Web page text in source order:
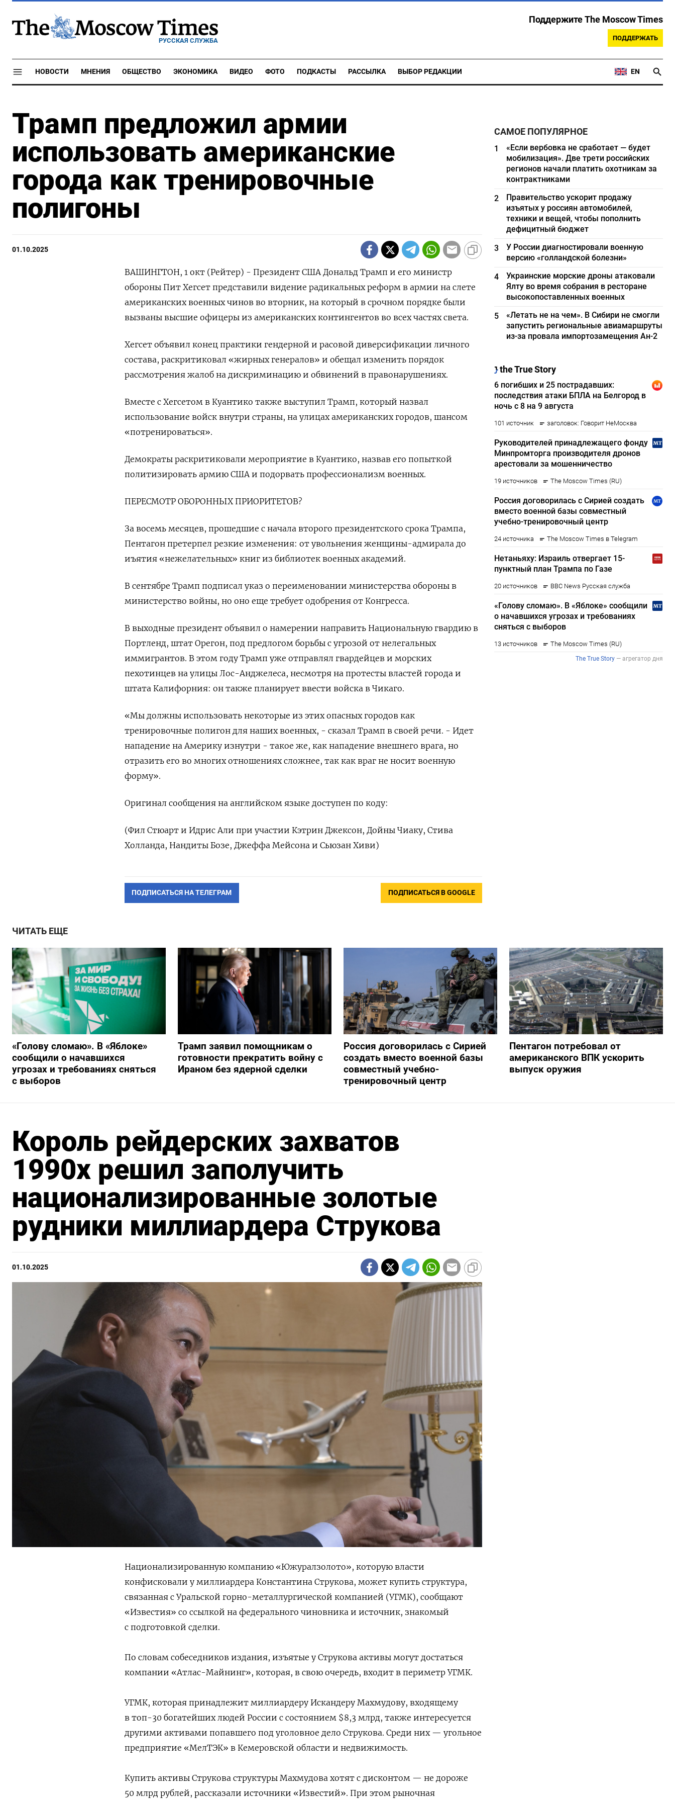
РУССКАЯ СЛУЖБА
Поддержите The Moscow Times
ПОДДЕРЖАТЬ
НОВОСТИ МНЕНИЯ ОБЩЕСТВО ЭКОНОМИКА ВИДЕО ФОТО ПОДКАСТЫ РАССЫЛКА ВЫБОР РЕДАКЦИИ EN
Трамп предложил армии
использовать американские
города как тренировочные
полигоны
01.10.2025
ВАШИНГТОН, 1 окт (Рейтер) - Президент США Дональд Трамп и его министр
обороны Пит Хегсет представили видение радикальных реформ в армии на слете
американских военных чинов во вторник, на который в срочном порядке были
вызваны высшие офицеры из американских контингентов во всех частях света.
Хегсет объявил конец практики гендерной и расовой диверсификации личного
состава, раскритиковал «жирных генералов» и обещал изменить порядок
рассмотрения жалоб на дискриминацию и обвинений в правонарушениях.
Вместе с Хегсетом в Куантико также выступил Трамп, который назвал
использование войск внутри страны, на улицах американских городов, шансом
«потренироваться».
Демократы раскритиковали мероприятие в Куантико, назвав его попыткой
политизировать армию США и подорвать профессионализм военных.
ПЕРЕСМОТР ОБОРОННЫХ ПРИОРИТЕТОВ?
За восемь месяцев, прошедшие с начала второго президентского срока Трампа,
Пентагон претерпел резкие изменения: от увольнения женщины-адмирала до
иъятия «нежелательных» книг из библиотек военных академий.
В сентябре Трамп подписал указ о переименовании министерства обороны в
министерство войны, но оно еще требует одобрения от Конгресса.
В выходные президент объявил о намерении направить Национальную гвардию в
Портленд, штат Орегон, под предлогом борьбы с угрозой от нелегальных
иммигрантов. В этом году Трамп уже отправлял гвардейцев и морских
пехотинцев на улицы Лос-Анджелеса, несмотря на протесты властей города и
штата Калифорния: он также планирует ввести войска в Чикаго.
«Мы должны использовать некоторые из этих опасных городов как
тренировочные полигон для наших военных, - сказал Трамп в своей речи. - Идет
нападение на Америку изнутри - такое же, как нападение внешнего врага, но
отразить его во многих отношениях сложнее, так как враг не носит военную
форму».
Оригинал сообщения на английском языке доступен по коду:
(Фил Стюарт и Идрис Али при участии Кэтрин Джексон, Дойны Чиаку, Стива
Холланда, Нандиты Бозе, Джеффа Мейсона и Сьюзан Хиви)
ПОДПИСАТЬСЯ НА ТЕЛЕГРАМ ПОДПИСАТЬСЯ В GOOGLE
САМОЕ ПОПУЛЯРНОЕ
1
«Если вербовка не сработает — будет
мобилизация». Две трети российских
регионов начали платить охотникам за
контрактниками
2
Правительство ускорит продажу
изъятых у россиян автомобилей,
техники и вещей, чтобы пополнить
дефицитный бюджет
3
У России диагностировали военную
версию «голландской болезни»
4
Украинские морские дроны атаковали
Ялту во время собрания в ресторане
высокопоставленных военных
5
«Летать не на чем». В Сибири не смогли
запустить региональные авиамаршруты
из-за провала импортозамещения Ан-2
ЧИТАТЬ ЕЩЕ
«Голову сломаю». В «Яблоке»
сообщили о начавшихся
угрозах и требованиях сняться
с выборов
Трамп заявил помощникам о
готовности прекратить войну с
Ираном без ядерной сделки
Россия договорилась с Сирией
создать вместо военной базы
совместный учебно-
тренировочный центр
Пентагон потребовал от
американского ВПК ускорить
выпуск оружия
Король рейдерских захватов
1990х решил заполучить
национализированные золотые
рудники миллиардера Струкова
01.10.2025
Национализированную компанию «Южуралзолото», которую власти
конфисковали у миллиардера Константина Струкова, может купить структура,
связанная с Уральской горно-металлургической компанией (УГМК), сообщают
«Известия» со ссылкой на федерального чиновника и источник, знакомый
с подготовкой сделки.
По словам собеседников издания, изъятые у Струкова активы могут достаться
компании «Атлас-Майнинг», которая, в свою очередь, входит в периметр УГМК.
УГМК, которая принадлежит миллиардеру Искандеру Махмудову, входящему
в топ-30 богатейших людей России с состоянием $8,3 млрд, также интересуется
другими активами попавшего под уголовное дело Струкова. Среди них — угольное
предприятие «МелТЭК» в Кемеровской области и недвижимость.
Купить активы Струкова структуры Махмудова хотят с дисконтом — не дороже
50 млрд рублей, рассказали источники «Известий». При этом рыночная